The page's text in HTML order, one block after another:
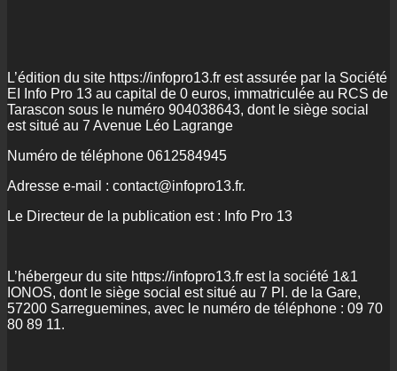
L’édition du site https://infopro13.fr est assurée par la Société
EI Info Pro 13 au capital de 0 euros, immatriculée au RCS de
Tarascon sous le numéro 904038643, dont le siège social
est situé au 7 Avenue Léo Lagrange
Numéro de téléphone 0612584945
Adresse e-mail : contact@infopro13.fr.
Le Directeur de la publication est : Info Pro 13
L’hébergeur du site https://infopro13.fr est la société 1&1
IONOS, dont le siège social est situé au 7 Pl. de la Gare,
57200 Sarreguemines, avec le numéro de téléphone : 09 70
80 89 11.